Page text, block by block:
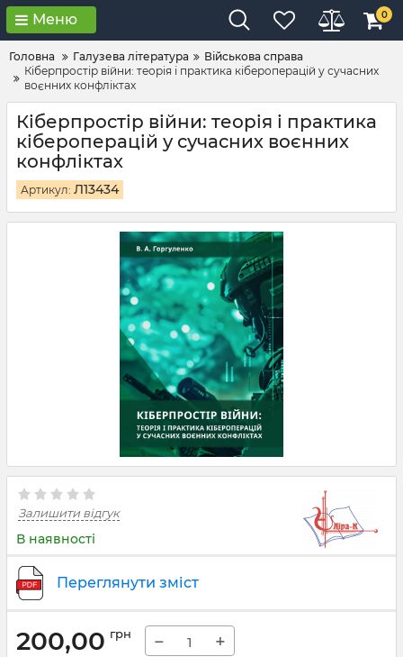
Меню 0
Головна Галузева література
Військова справа
Кіберпростір війни: теорія і практика кібероперацій у сучасних
воєнних конфліктах
Кіберпростір війни: теорія і практика
кібероперацій у сучасних воєнних
конфліктах
Артикул: Л13434
Залишити відгук
В наявності
Переглянути зміст
200,00 грн − +